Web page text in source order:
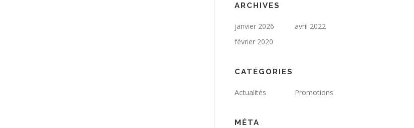
ARCHIVES
janvier 2026
avril 2022
février 2020
CATÉGORIES
Actualités Promotions
MÉTA